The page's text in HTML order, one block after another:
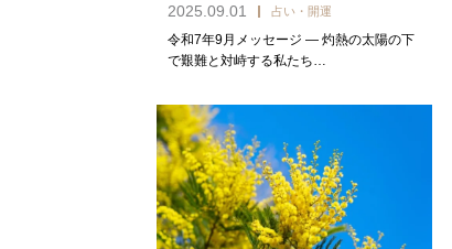
2025.09.01 占い・開運
令和7年9月メッセージ — 灼熱の太陽の下
で艱難と対峙する私たち…